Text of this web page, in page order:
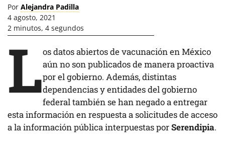
Por Alejandra Padilla
4 agosto, 2021
2 minutos, 4 segundos
Los datos abiertos de vacunación en México
aún no son publicados de manera proactiva
por el gobierno. Además, distintas
dependencias y entidades del gobierno
federal también se han negado a entregar
esta información en respuesta a solicitudes de acceso
a la información pública interpuestas porSerendipia.